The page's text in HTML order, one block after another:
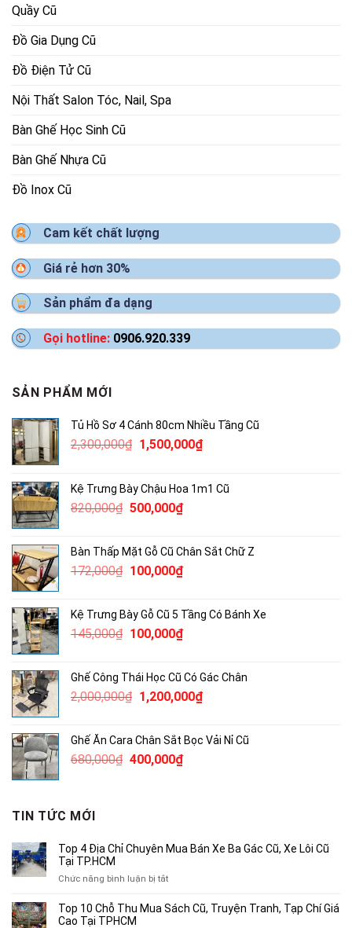
Quầy Cũ
Đồ Gia Dụng Cũ
Đồ Điện Tử Cũ
Nội Thất Salon Tóc, Nail, Spa
Bàn Ghế Học Sinh Cũ
Bàn Ghế Nhựa Cũ
Đồ Inox Cũ
Cam kết chất lượng
Giá rẻ hơn 30%
Sản phẩm đa dạng
Gọi hotline: 0906.920.339
SẢN PHẨM MỚI
Tủ Hồ Sơ 4 Cánh 80cm Nhiều Tầng Cũ
2,300,000₫ Giá
2,300,000₫.
1,500,000₫Giá
là:
Kệ Trưng Bày Chậu Hoa 1m1 Cũ
820,000₫ Giá
820,000₫.
500,000₫Giá
là:
500,000₫.
Bàn Thấp Mặt Gỗ Cũ Chân Sắt Chữ Z
172,000₫ Giá
172,000₫.
100,000₫Giá
là:
100,000₫.
Kệ Trưng Bày Gỗ Cũ 5 Tầng Có Bánh Xe
145,000₫ Giá
145,000₫.
100,000₫Giá
là:
100,000₫.
Ghế Công Thái Học Cũ Có Gác Chân
2,000,000₫ Giá
2,000,000₫.
1,200,000₫Giá
là:
Ghế Ăn Cara Chân Sắt Bọc Vải Nỉ Cũ
680,000₫ Giá
400,000₫Giá
TIN TỨC MỚI
Top 4 Địa Chỉ Chuyên Mua Bán Xe Ba Gác Cũ, Xe Lôi Cũ
Tại TP.HCM
Chức năng bình luận bị tắtở
4
Top 10 Chỗ Thu Mua Sách Cũ, Truyện Tranh, Tạp Chí Giá
Cao Tại TPHCM